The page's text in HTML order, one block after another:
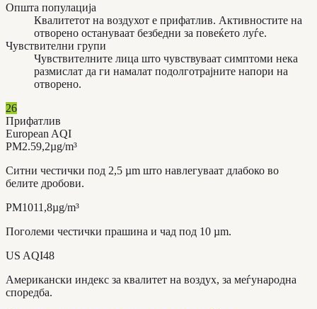
Општа популација
Квалитетот на воздухот е прифатлив. Активностите на
отворено остануваат безбедни за повеќето луѓе.
Чувствителни групи
Чувствителните лица што чувствуваат симптоми нека
размислат да ги намалат подолготрајните напори на
отворено.
26
Прифатлив
European AQI
PM2.59,2µg/m³
Ситни честички под 2,5 µm што навлегуваат длабоко во
белите дробови.
PM1011,8µg/m³
Поголеми честички прашина и чад под 10 µm.
US AQI48
Американски индекс за квалитет на воздух, за меѓународна
споредба.